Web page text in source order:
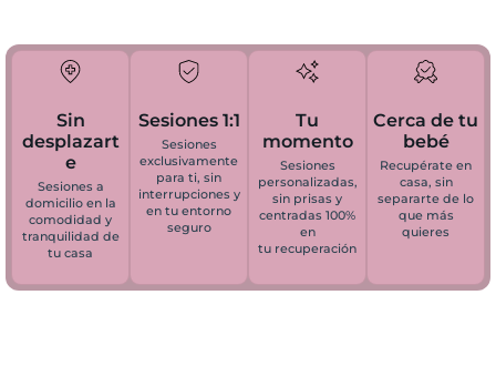
Sin
desplazart
e
Sesiones a
domicilio en la
comodidad y
tranquilidad de
tu casa
Sesiones 1:1
Sesiones
exclusivamente
para ti, sin
interrupciones y
en tu entorno
seguro
Tu
momento
Sesiones
personalizadas,
sin prisas y
centradas 100%
en
tu recuperación
Cerca de tu
bebé
Recupérate en
casa, sin
separarte de lo
que más
quieres